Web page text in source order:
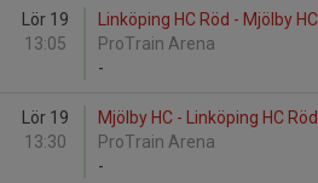
Lör 19
13:05
Linköping HC Röd - Mjölby HC
ProTrain Arena
-
Lör 19
13:30
Mjölby HC - Linköping HC Röd
ProTrain Arena
-